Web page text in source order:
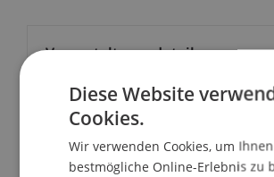
Human Resources
Veranstaltungsdetails
Diese Website
Cookies.
Wir verwenden Cookies, um
bestmögliche Online-Erlebnis zu